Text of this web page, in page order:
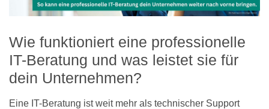
Wie funktioniert eine professionelle
IT-Beratung und was leistet sie für
dein Unternehmen?
Eine IT-Beratung ist weit mehr als technischer Support